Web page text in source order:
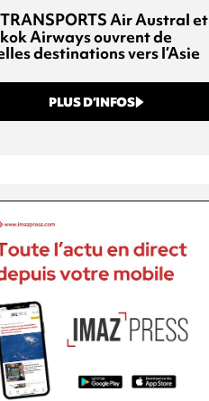
TRANSPORTSAir Austral et
Airways ouvrent de
destinations vers l’Asie
PLUS D’INFOS